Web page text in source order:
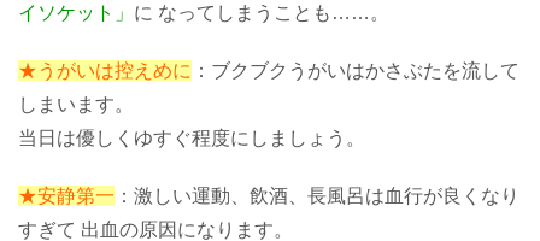
イソケット」 に なってしまうことも……。
★うがいは控えめに ：ブクブクうがいはかさぶたを流して
しまいます。
当日は優しくゆすぐ程度にしましょう。
★安静第一 ：激しい運動、飲酒、長風呂は血行が良くなり
すぎて 出血の原因になります。